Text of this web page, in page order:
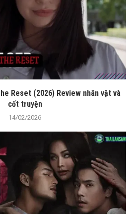
Reset (2026) Review nhân vật và
cốt truyện
14/02/2026